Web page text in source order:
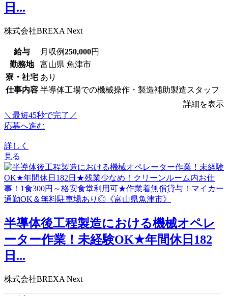
日...
株式会社BREXA Next
給与 月収例250,000円
勤務地
富山県 魚津市
寮・社宅 あり
仕事内容 半導体工場での機械操作・製造補助製造スタッフ
詳細を表示
＼最短45秒で完了／
応募へ進む
詳しく
見る
半導体後工程製造における機械オペレ
ーター作業！未経験OK★年間休日182
日...
株式会社BREXA Next